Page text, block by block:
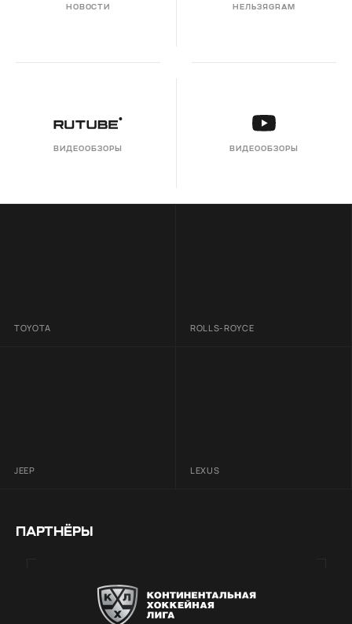
НОВОСТИ НЕЛЬЗЯGRAM
ВИДЕООБЗОРЫ ВИДЕООБЗОРЫ
TOYOTA ROLLS-ROYCE
JEEP LEXUS
ПАРТНЁРЫ